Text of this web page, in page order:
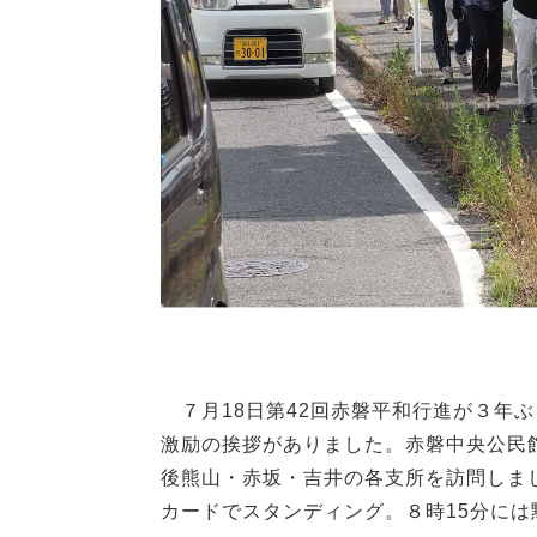
７月18日第42回赤磐平和行進が３年
激励の挨拶がありました。赤磐中央公
後熊山・赤坂・吉井の各支所を訪問し
カードでスタンディング。８時15分に